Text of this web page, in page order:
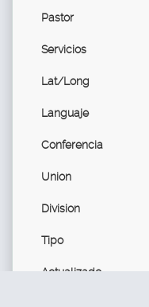
Pastor
Servicios
Lat/Long
Languaje
Conferencia
Union
Division
Tipo
Actualizado